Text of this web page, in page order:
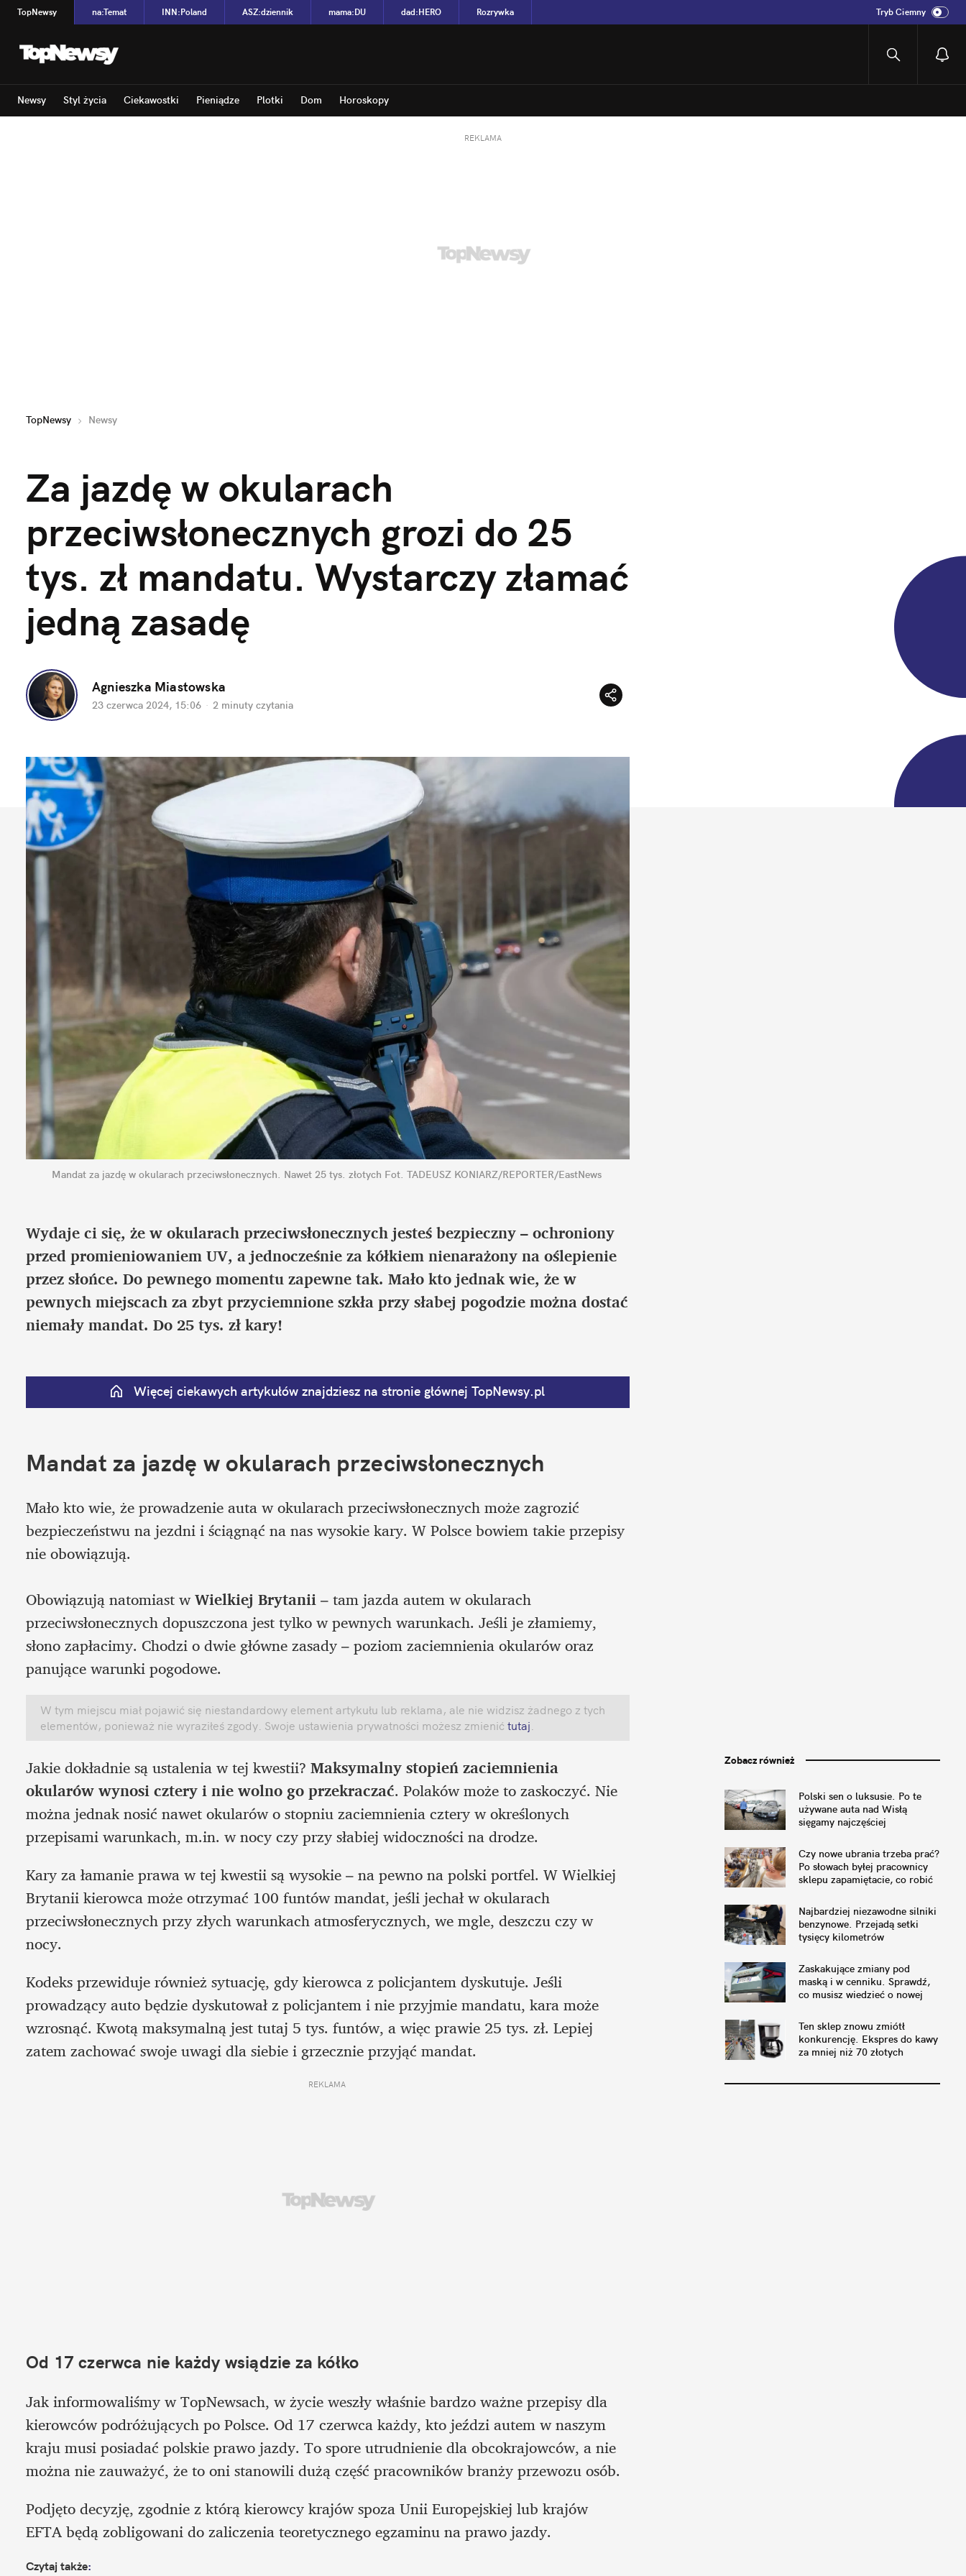
TopNewsy na:Temat INN:Poland ASZ:dziennik mama:DU dad:HERO Rozrywka Tryb Ciemny
Newsy Styl życia Ciekawostki Pieniądze Plotki Dom Horoskopy
REKLAMA
TopNewsy Newsy
Za jazdę w okularach
przeciwsłonecznych grozi do 25
tys. zł mandatu. Wystarczy złamać
jedną zasadę
Agnieszka Miastowska
23 czerwca 2024, 15:06 · 2 minuty czytania
Mandat za jazdę w okularach przeciwsłonecznych. Nawet 25 tys. złotych Fot. TADEUSZ KONIARZ/REPORTER/EastNews
Wydaje ci się, że w okularach przeciwsłonecznych jesteś bezpieczny – ochroniony
przed promieniowaniem UV, a jednocześnie za kółkiem nienarażony na oślepienie
przez słońce. Do pewnego momentu zapewne tak. Mało kto jednak wie, że w
pewnych miejscach za zbyt przyciemnione szkła przy słabej pogodzie można dostać
niemały mandat. Do 25 tys. zł kary!
Więcej ciekawych artykułów znajdziesz na stronie głównej TopNewsy.pl
Mandat za jazdę w okularach przeciwsłonecznych
Mało kto wie, że prowadzenie auta w okularach przeciwsłonecznych może zagrozić
bezpieczeństwu na jezdni i ściągnąć na nas wysokie kary. W Polsce bowiem takie przepisy
nie obowiązują.
Obowiązują natomiast w Wielkiej Brytanii – tam jazda autem w okularach
przeciwsłonecznych dopuszczona jest tylko w pewnych warunkach. Jeśli je złamiemy,
słono zapłacimy. Chodzi o dwie główne zasady – poziom zaciemnienia okularów oraz
panujące warunki pogodowe.
W tym miejscu miał pojawić się niestandardowy element artykułu lub reklama, ale nie widzisz żadnego z tych
elementów, ponieważ nie wyraziłeś zgody. Swoje ustawienia prywatności możesz zmienić tutaj.
Jakie dokładnie są ustalenia w tej kwestii? Maksymalny stopień zaciemnienia
okularów wynosi cztery i nie wolno go przekraczać. Polaków może to zaskoczyć. Nie
można jednak nosić nawet okularów o stopniu zaciemnienia cztery w określonych
przepisami warunkach, m.in. w nocy czy przy słabiej widoczności na drodze.
Kary za łamanie prawa w tej kwestii są wysokie – na pewno na polski portfel. W Wielkiej
Brytanii kierowca może otrzymać 100 funtów mandat, jeśli jechał w okularach
przeciwsłonecznych przy złych warunkach atmosferycznych, we mgle, deszczu czy w
nocy.
Kodeks przewiduje również sytuację, gdy kierowca z policjantem dyskutuje. Jeśli
prowadzący auto będzie dyskutował z policjantem i nie przyjmie mandatu, kara może
wzrosnąć. Kwotą maksymalną jest tutaj 5 tys. funtów, a więc prawie 25 tys. zł. Lepiej
zatem zachować swoje uwagi dla siebie i grzecznie przyjąć mandat.
REKLAMA
Od 17 czerwca nie każdy wsiądzie za kółko
Jak informowaliśmy w TopNewsach, w życie weszły właśnie bardzo ważne przepisy dla
kierowców podróżujących po Polsce. Od 17 czerwca każdy, kto jeździ autem w naszym
kraju musi posiadać polskie prawo jazdy. To spore utrudnienie dla obcokrajowców, a nie
można nie zauważyć, że to oni stanowili dużą część pracowników branży przewozu osób.
Podjęto decyzję, zgodnie z którą kierowcy krajów spoza Unii Europejskiej lub krajów
EFTA będą zobligowani do zaliczenia teoretycznego egzaminu na prawo jazdy.
Czytaj także:
Zobacz również
Polski sen o luksusie. Po te
używane auta nad Wisłą
sięgamy najczęściej
Czy nowe ubrania trzeba prać?
Po słowach byłej pracownicy
sklepu zapamiętacie, co robić
Najbardziej niezawodne silniki
benzynowe. Przejadą setki
tysięcy kilometrów
Zaskakujące zmiany pod
maską i w cenniku. Sprawdź,
co musisz wiedzieć o nowej
Ten sklep znowu zmiótł
konkurencję. Ekspres do kawy
za mniej niż 70 złotych